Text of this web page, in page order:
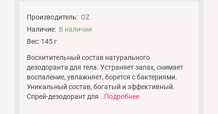
Производитель: OZ
Наличие: В наличии
Вес: 145 г
Восхитительный состав натурального
дезодоранта для тела. Устраняет запах, снимает
воспаление, увлажняет, борется с бактериями.
Уникальный состав, богатый и эффективный.
Спрей-дезодорант для ..Подробнее